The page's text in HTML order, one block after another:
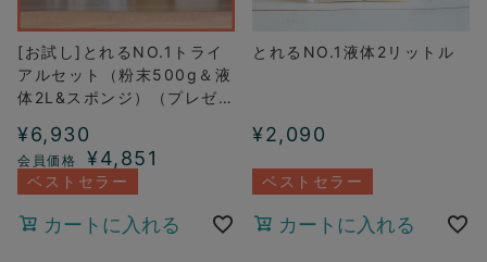
[お試し]とれるNO.1トライ
アルセット（粉末500g＆液
体2L&スポンジ）（プレゼン
¥6,930
¥4,851
ベストセラー
カートに入れる
とれるNO.1液体2リットル
¥2,090
ベストセラー
カートに入れる